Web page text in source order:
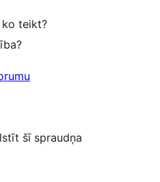
teikt?
šī spraudņa